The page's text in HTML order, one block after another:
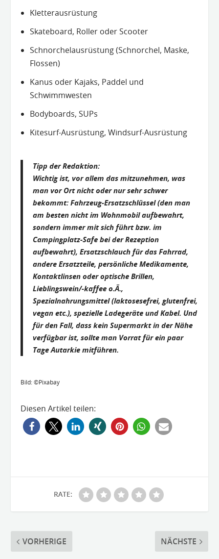
Kletterausrüstung
Skateboard, Roller oder Scooter
Schnorchelausrüstung (Schnorchel, Maske,
Flossen)
Kanus oder Kajaks, Paddel und
Schwimmwesten
Bodyboards, SUPs
Kitesurf-Ausrüstung, Windsurf-Ausrüstung
Tipp der Redaktion:
Wichtig ist, vor allem das mitzunehmen, was
man vor Ort nicht oder nur sehr schwer
bekommt: Fahrzeug-Ersatzschlüssel (den man
am besten nicht im Wohnmobil aufbewahrt,
sondern immer mit sich führt bzw. im
Campingplatz-Safe bei der Rezeption
aufbewahrt), Ersatzschlauch für das Fahrrad,
andere Ersatzteile, persönliche Medikamente,
Kontaktlinsen oder optische Brillen,
Lieblingswein/-kaffee o.Ä.,
Spezialnahrungsmittel (laktosesefrei, glutenfrei,
vegan etc.), spezielle Ladegeräte und Kabel. Und
für den Fall, dass kein Supermarkt in der Nähe
verfügbar ist, sollte man Vorrat für ein paar
Tage Autarkie mitführen.
Bild: ©Pixabay
Diesen Artikel teilen:
RATE:
VORHERIGE NÄCHSTE